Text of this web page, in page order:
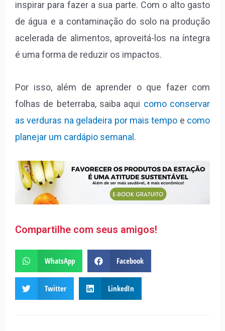
inspirar para fazer a sua parte. Com o alto gasto
de água e a contaminação do solo na produção
acelerada de alimentos, aproveitá-los na íntegra
é uma forma de reduzir os impactos.
Por isso, além de aprender o que fazer com
folhas de beterraba, saiba aqui como conservar
as verduras na geladeira por mais tempo e como
planejar um cardápio semanal .
Compartilhe com seus amigos!
WhatsApp Facebook
Twitter LinkedIn